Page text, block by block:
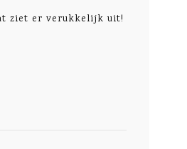
ziet er verukkelijk uit!